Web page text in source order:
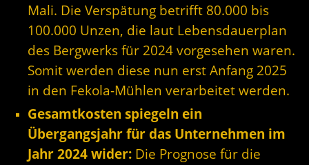
Mali. Die Verspätung betrifft 80.000 bis
100.000 Unzen, die laut Lebensdauerplan
des Bergwerks für 2024 vorgesehen waren.
Somit werden diese nun erst Anfang 2025
in den Fekola-Mühlen verarbeitet werden.
Gesamtkosten spiegeln ein
Übergangsjahr für das Unternehmen im
Jahr 2024 wider: Die Prognose für die